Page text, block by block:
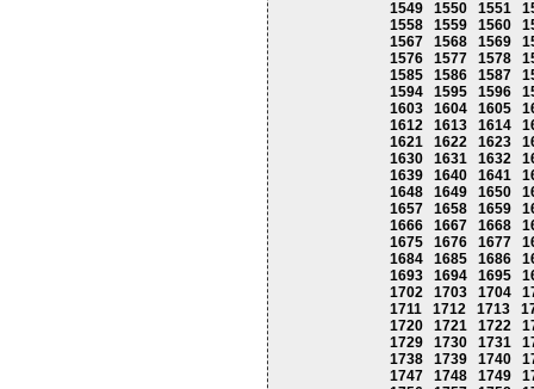
1549
1550 1551
1558
1559 1560
1567
1568 1569
1576
1577 1578
1585
1586 1587
1594
1595 1596
1603
1604 1605
1612
1613 1614
1621
1622 1623
1630
1631 1632
1639
1640 1641
1648
1649 1650
1657
1658 1659
1666
1667 1668
1675
1676 1677
1684
1685 1686
1693
1694 1695
1702
1703 1704
1711
1712 1713
1720
1721 1722
1729
1730 1731
1738
1739 1740
1747
1748 1749